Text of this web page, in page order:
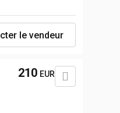
le vendeur
210 EUR